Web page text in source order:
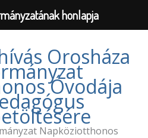
Orosháza
Óvodája
Napköziotthonos
honlapja